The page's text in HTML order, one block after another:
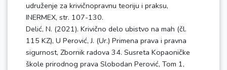
udruženje za krivičnopravnu teoriju i praksu,
INERMEX, str. 107-130.
Delić, N. (2021). Krivično delo ubistvo na mah (čl.
115 KZ), U Perović, J. (Ur.) Primena prava i pravna
sigurnost, Zbornik radova 34. Susreta Kopaoničke
škole prirodnog prava Slobodan Perović, Tom 1,